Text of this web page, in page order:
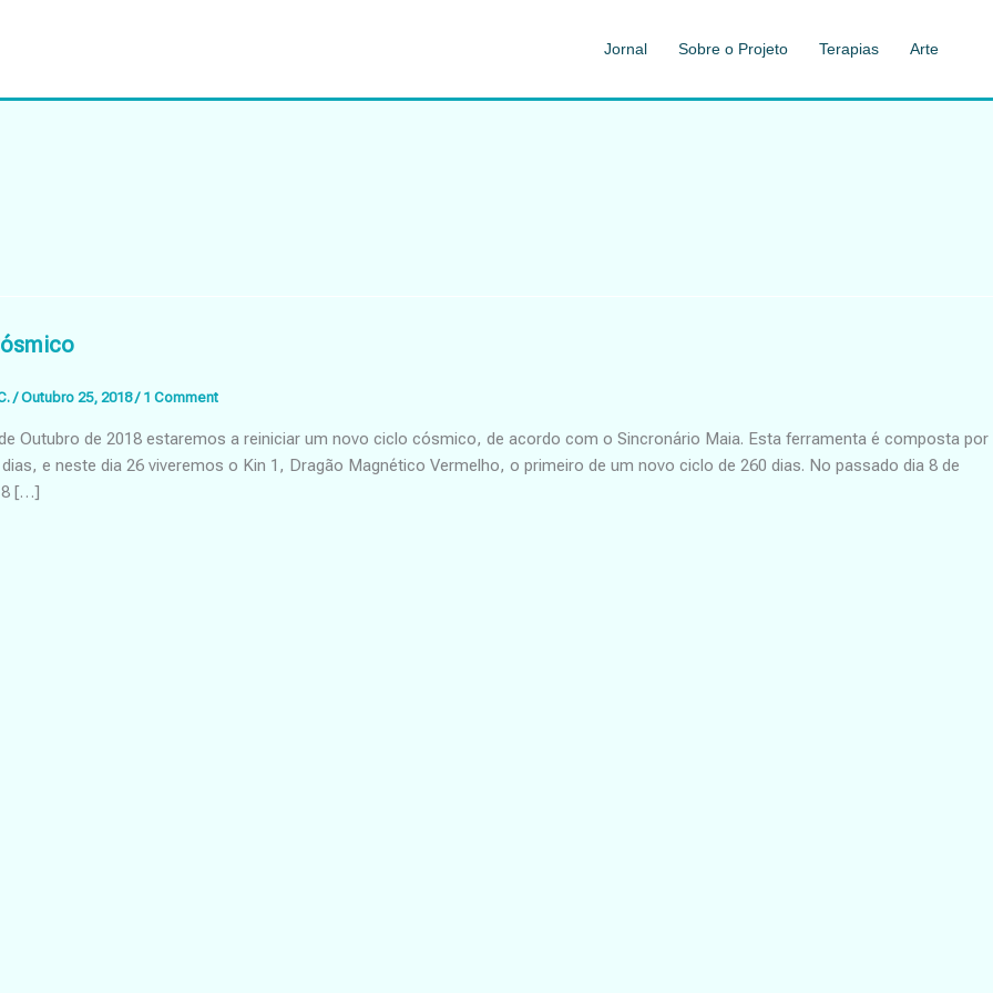
Jornal Sobre o Projeto Terapias Arte
/Outubro 25, 2018/ 1 Comment
Outubro de 2018 estaremos a reiniciar um novo ciclo cósmico, de acordo com o Sincronário Maia. Esta ferramenta é composta por
e neste dia 26 viveremos o Kin 1, Dragão Magnético Vermelho, o primeiro de um novo ciclo de 260 dias. No passado dia 8 de
[…]